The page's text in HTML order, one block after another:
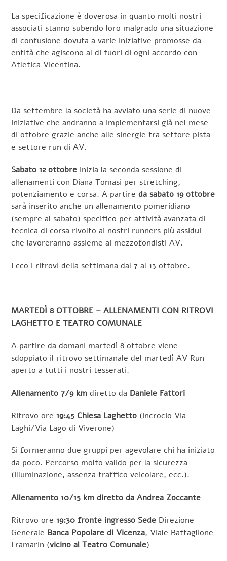
La specificazione è doverosa in quanto molti nostri
associati stanno subendo loro malgrado una situazione
di confusione dovuta a varie iniziative promosse da
entità che agiscono al di fuori di ogni accordo con
Atletica Vicentina.
Da settembre la società ha avviato una serie di nuove
iniziative che andranno a implementarsi già nel mese
di ottobre grazie anche alle sinergie tra settore pista
e settore run di AV.
Sabato 12 ottobre inizia la seconda sessione di
allenamenti con Diana Tomasi per stretching,
potenziamento e corsa. A partireda sabato 19 ottobre
sarà inserito anche un allenamento pomeridiano
(sempre al sabato) specifico per attività avanzata di
tecnica di corsa rivolto ai nostri runners più assidui
che lavoreranno assieme ai mezzofondisti AV.
Ecco i ritrovi della settimana dal 7 al 13 ottobre.
MARTEDÌ 8 OTTOBRE – ALLENAMENTI CON RITROVI
LAGHETTO E TEATRO COMUNALE
A partire da domani martedì 8 ottobre viene
sdoppiato il ritrovo settimanale del martedì AV Run
aperto a tutti i nostri tesserati.
Allenamento 7/9 kmdiretto da Daniele Fattori
Ritrovo ore19:45 Chiesa Laghetto (incrocio Via
Laghi/Via Lago di Viverone)
Si formeranno due gruppi per agevolare chi ha iniziato
da poco. Percorso molto valido per la sicurezza
(illuminazione, assenza traffico veicolare, ecc.).
Allenamento 10/15 km diretto da Andrea Zoccante
Ritrovo ore19:30 fronte ingresso Sede Direzione
Generale Banca Popolare di Vicenza, Viale Battaglione
Framarin (vicino al Teatro Comunale)